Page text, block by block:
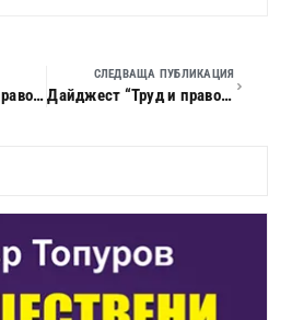
Дайджест “Труд и право”, 2020 г., кн. 02
СЛЕДВАЩА ПУБЛИКАЦИЯ
Дайджест “Труд и право”, 2020 г., кн. 04/05